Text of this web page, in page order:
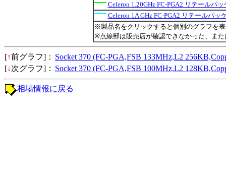
Celeron 1.20GHz FC-PGA2 リテールパ
Celeron 1A GHz FC-PGA2 リテールパッ
※製品名をクリックすると個別のグラフを
※点線部は販売店が確認できなかった、ま
[↑前グラフ]： Socket 370 (FC-PGA,FSB 133MHz,L2
[↓次グラフ]： Socket 370 (FC-PGA,FSB 100MHz,L2
相場情報に戻る